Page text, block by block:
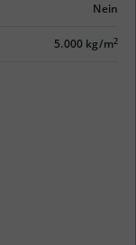
Nein
5.000 kg/m2